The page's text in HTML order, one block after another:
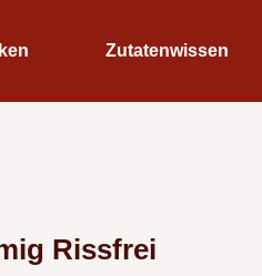
Zutatenwissen
Rissfrei